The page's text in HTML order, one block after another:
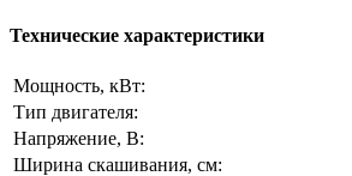
Технические характеристики
Мощность, кВт:
Тип двигателя:
Напряжение, В:
Ширина скашивания, см: